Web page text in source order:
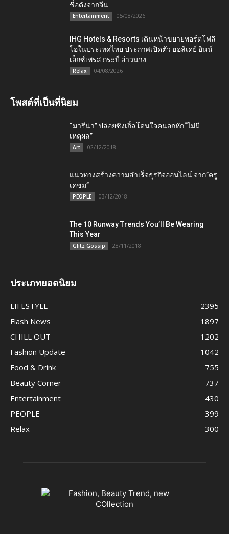
ชื่อดังจากจีน
Entertainment 05/08/2026
IHG Hotels & Resorts เดินหน้าขยายพอร์ตโฟลิ
โอในประเทศไทย ประกาศเปิดตัว ฮอลิเดย์ อินน์
เอ็กซ์เพรส กระบี่ อ่าวนาง
Relax 04/08/2026
โพสต์ที่เป็นที่นิยม
“มารีน่า” ปล่อยซิงเกิ้ลโดนใจคนอกหัก“ไม่มี
เหตุผล”
Art 02/12/2018
แนวทางสร้างความสำเร็จธุรกิจออนไลน์ จาก”ครู
เคชม”
PEOPLE 03/12/2018
The 10 Runway Trends You’ll Be Wearing
This Year
Glitz Gossip 28/11/2018
ประเภทยอดนิยม
LIFESTYLE
2395
Flash News
1897
CHILL OUT
1202
Fashion Update
1042
Food & Drink
755
Beauty Corner
737
Entertainment
430
PEOPLE
399
Relax
300